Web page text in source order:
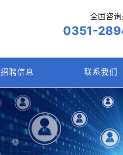
全国咨询
0351-
招聘信息 联系我们